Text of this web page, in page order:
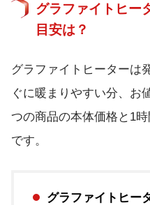
グラファイトヒー
目安は？
グラファイトヒーターは
ぐに暖まりやすい分、お
つの商品の本体価格と1
です。
グラファイトヒー